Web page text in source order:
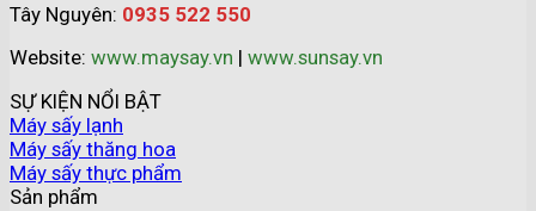
Tây Nguyên: 0935 522 550
Website: www.maysay.vn | www.sunsay.vn
SỰ KIỆN NỔI BẬT
Máy sấy lạnh
Máy sấy thăng hoa
Máy sấy thực phẩm
Sản phẩm